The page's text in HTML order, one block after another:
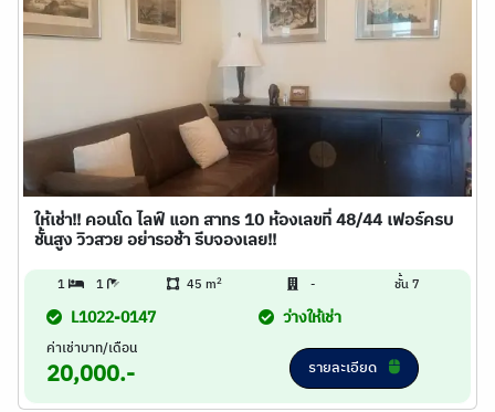
ให้เช่า!! คอนโด ไลฟ์ แอท สาทร 10 ห้องเลขที่ 48/44 เฟอร์ครบ
ชั้นสูง วิวสวย อย่ารอช้า รีบจองเลย!!
1 1 45 m2 - ชั้น 7
L1022-0147 ว่างให้เช่า
ค่าเช่าบาท/เดือน
20,000.- รายละเอียด